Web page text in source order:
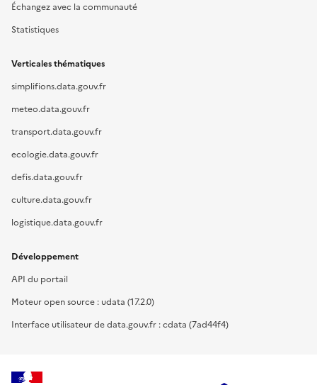
Échangez avec la communauté
Statistiques
Verticales thématiques
simplifions.data.gouv.fr
meteo.data.gouv.fr
transport.data.gouv.fr
ecologie.data.gouv.fr
defis.data.gouv.fr
culture.data.gouv.fr
logistique.data.gouv.fr
Développement
API du portail
Moteur open source : udata (17.2.0)
Interface utilisateur de data.gouv.fr : cdata (7ad44f4)